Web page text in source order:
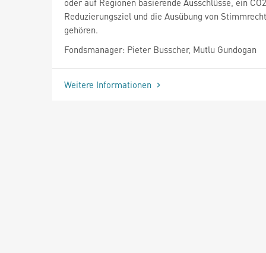
Reduzierungsziel und die Ausübung von
gehören.
Fondsmanager: Pieter Busscher, Mutlu Gundogan
Weitere Informationen